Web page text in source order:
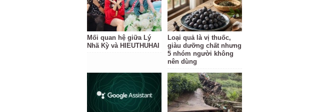
Mối quan hệ giữa Lý
Nhã Kỳ và HIEUTHUHAI
Loại quả là vị thuốc,
giàu dưỡng chất nhưng
5 nhóm người không
nên dùng